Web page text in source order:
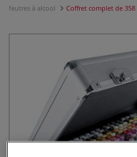
feutres à alcool
Coffret complet de